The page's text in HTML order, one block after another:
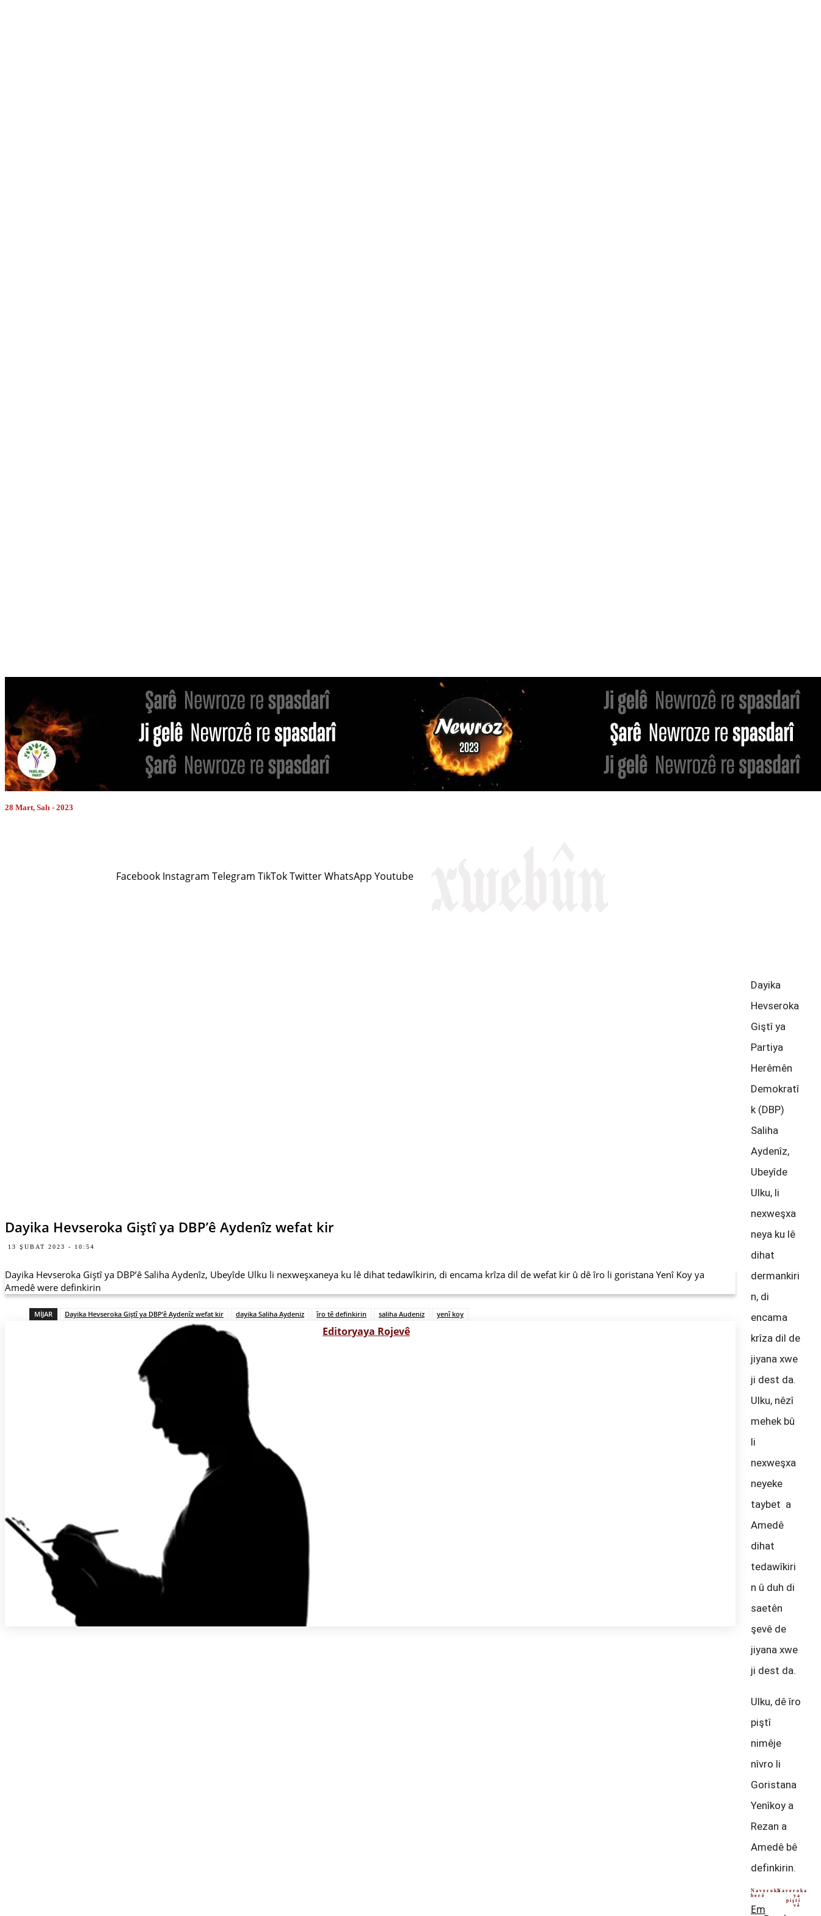
28 Mart, Salı - 2023
Facebook Instagram Telegram TikTok Twitter WhatsApp Youtube
Dayika Hevseroka Giştî ya DBP’ê Aydenîz wefat kir
13 ŞUBAT 2023 - 10:54
Dayika Hevseroka Giştî ya DBP’ê Saliha Aydenîz, Ubeyîde Ulku li nexweşxaneya ku lê dihat tedawîkirin, di encama krîza dil de wefat kir û dê îro li goristana Yenî Koy ya
Amedê were definkirin
MIJAR Dayika Hevseroka Giştî ya DBP’ê Aydenîz wefat kir dayika Saliha Aydeniz îro tê definkirin saliha Audeniz yenî koy
Editoryaya Rojevê
Dayika
Hevseroka
Giştî ya
Partiya
Herêmên
Demokratî
k (DBP)
Saliha
Aydenîz,
Ubeyîde
Ulku, li
nexweşxa
neya ku lê
dihat
dermankiri
n, di
encama
krîza dil de
jiyana xwe
ji dest da.
Ulku, nêzî
mehek bû
li
nexweşxa
neyeke
taybet a
Amedê
dihat
tedawîkiri
n û duh di
saetên
şevê de
jiyana xwe
ji dest da.
Ulku, dê îro
piştî
nimêje
nîvro li
Goristana
Yenîkoy a
Rezan a
Amedê bê
definkirin.
Naveroka
berê
Em
Naveroka
ya
piştî
vê